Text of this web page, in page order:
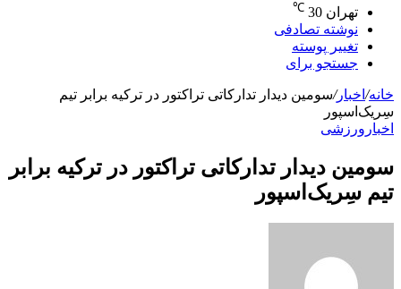
تهران 30
℃
نوشته تصادفی
تغییر پوسته
جستجو برای
خانه/ اخبار/سومین دیدار تدارکاتی تراکتور در ترکیه برابر تیم
سِریک‌اسپور
اخبار ورزشی
سومین دیدار تدارکاتی تراکتور در ترکیه برابر
تیم سِریک‌اسپور